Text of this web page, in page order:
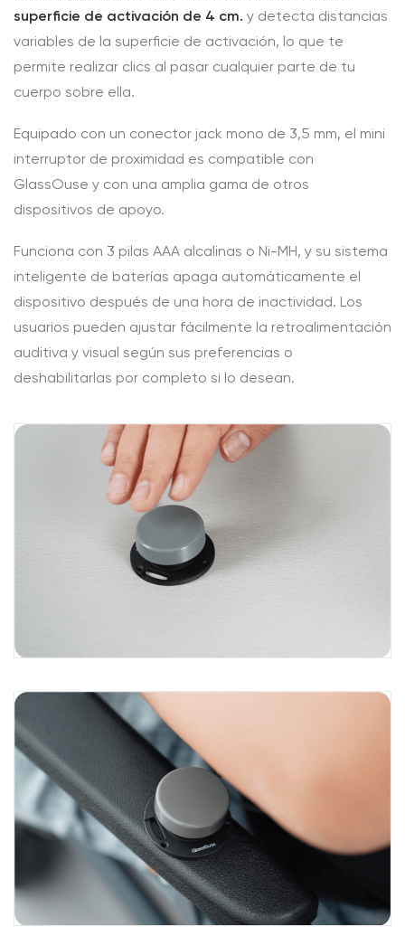
superficie de activación de 4 cm. y detecta distancias
variables de la superficie de activación, lo que te
permite realizar clics al pasar cualquier parte de tu
cuerpo sobre ella.
Equipado con un conector jack mono de 3,5 mm, el mini
interruptor de proximidad es compatible con
GlassOuse y con una amplia gama de otros
dispositivos de apoyo.
Funciona con 3 pilas AAA alcalinas o Ni-MH, y su sistema
inteligente de baterías apaga automáticamente el
dispositivo después de una hora de inactividad. Los
usuarios pueden ajustar fácilmente la retroalimentación
auditiva y visual según sus preferencias o
deshabilitarlas por completo si lo desean.